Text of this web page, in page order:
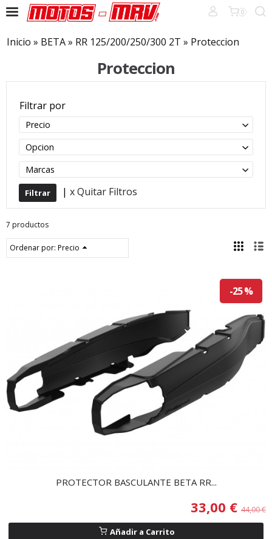
0
Inicio » BETA» RR 125/200/250/300 2T » Proteccion
Proteccion
Filtrar por
Precio
Opcion
Marcas
| x Quitar Filtros
7 productos
Ordenar por: Precio
-25 %
PROTECTOR BASCULANTE BETA RR...
33,00 € 44,00 €
Añadir a Carrito